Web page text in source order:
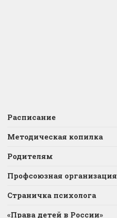
Расписание
Методическая копилка
Родителям
Профсоюзная организация
Страничка психолога
«Права детей в России»